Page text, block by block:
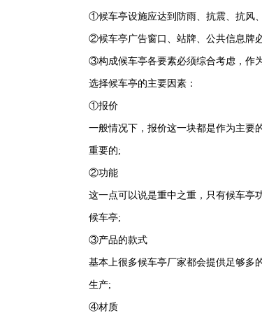
①候车亭设施应达到防雨、抗震、抗风
②候车亭广告窗口、站牌、公共信息牌
③构成候车亭各要素必须综合考虑，作
选择候车亭的主要因素：
①报价
一般情况下，报价这一块都是作为主要
重要的;
②功能
这一点可以说是重中之重，只有候车亭
候车亭;
③产品的款式
基本上很多候车亭厂家都会提供足够多
生产;
④材质